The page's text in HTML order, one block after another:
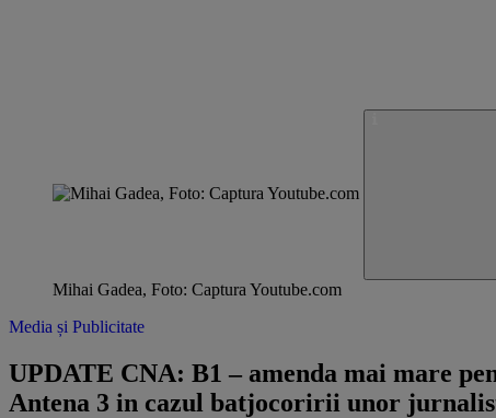
Mihai Gadea, Foto: Captura Youtube.com
Media și Publicitate
UPDATE CNA: B1 – amenda mai mare
Antena 3 in cazul batjocoririi unor